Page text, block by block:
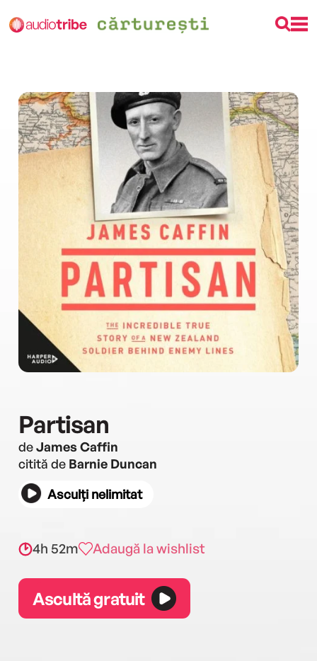
Partisan
deJames Caffin
citită de Barnie Duncan
Asculți nelimitat
4h 52m Adaugă la wishlist
Ascultă gratuit